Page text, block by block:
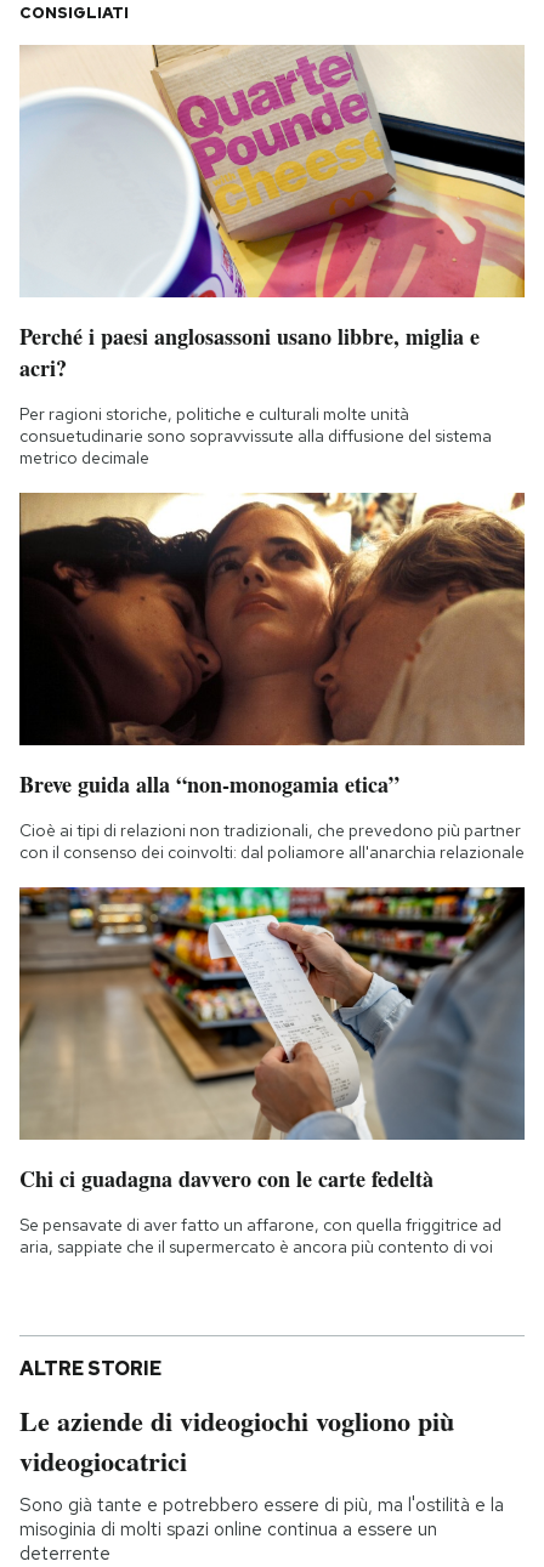
CONSIGLIATI
Perché i paesi anglosassoni usano libbre, miglia e
acri?
Per ragioni storiche, politiche e culturali molte unità
consuetudinarie sono sopravvissute alla diffusione del sistema
metrico decimale
Breve guida alla “non-monogamia etica”
Cioè ai tipi di relazioni non tradizionali, che prevedono più partner
con il consenso dei coinvolti: dal poliamore all'anarchia relazionale
Chi ci guadagna davvero con le carte fedeltà
Se pensavate di aver fatto un affarone, con quella friggitrice ad
aria, sappiate che il supermercato è ancora più contento di voi
ALTRE STORIE
Le aziende di videogiochi vogliono più
videogiocatrici
Sono già tante e potrebbero essere di più, ma l'ostilità e la
misoginia di molti spazi online continua a essere un
deterrente